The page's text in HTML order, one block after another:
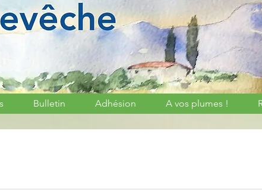
Bulletin Adhésion A vos plumes !